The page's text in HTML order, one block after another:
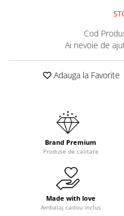
Cod
Ai nevoie de
Adauga la Favorite
Brand Premium
Produse de calitate
Made with love
Ambalaj cadou inclus